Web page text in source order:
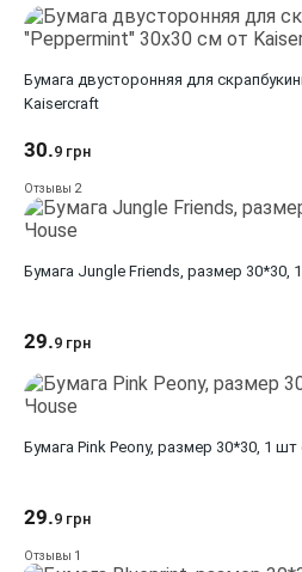
Бумага двусторонняя для
Kaisercraft
30.9 грн
Отзывы 2
Бумага Jungle Friends, размер 30*30,
29.9 грн
Бумага Pink Peony, размер 30*30, 1 шт
29.9 грн
Отзывы 1